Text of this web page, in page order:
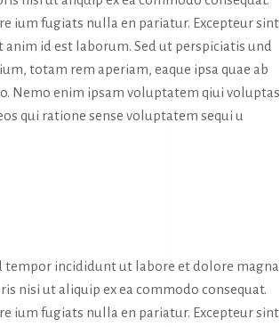
ium fugiats nulla en pariatur. Excepteur sint
id est laborum. Sed ut perspiciatis und
totam rem aperiam, eaque ipsa quae ab
Nemo enim ipsam voluptatem qiui voluptas
qui ratione sense voluptatem sequi u
tempor incididunt ut labore et dolore magna
nisi ut aliquip ex ea commodo consequat.
ium fugiats nulla en pariatur. Excepteur sint